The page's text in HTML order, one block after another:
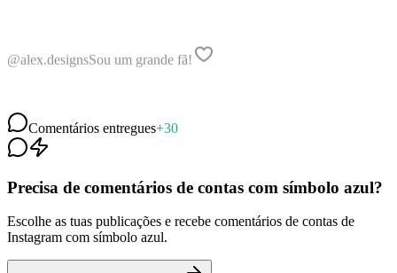
@travel.vibesAdoro o teu trabalho
Instagram com símbolo azul.
Comprar comentários verificados